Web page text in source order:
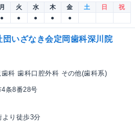
月 火 水 木 金 土 日
祝
● ● ● ● ●
団いざなき会定岡歯科深川院
科 歯科口腔外科 その他(歯科系)
条8番28号
より徒歩3分